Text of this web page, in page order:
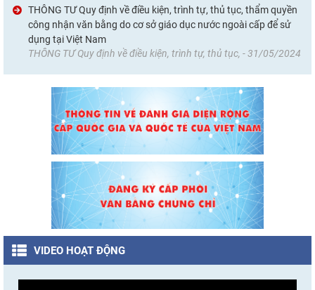
THÔNG TƯ Quy định về điều kiện, trình tự, thủ tục, thẩm quyền
công nhận văn bằng do cơ sở giáo dục nước ngoài cấp để sử
dụng tại Việt Nam
THÔNG TƯ Quy định về điều kiện, trình tự, thủ tục, - 31/05/2024
VIDEO HOẠT ĐỘNG